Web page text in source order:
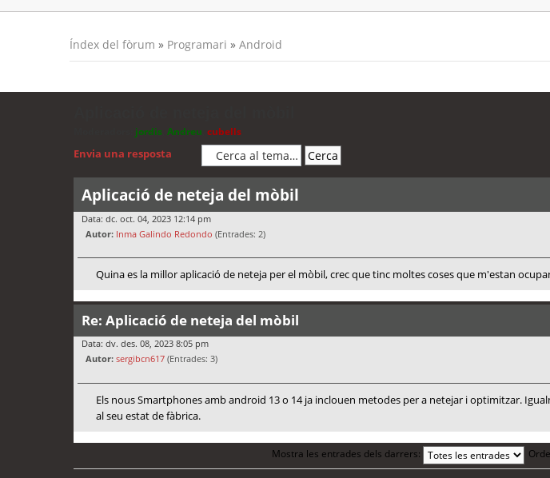
Índex del fòrum » Programari » Android
jordis Andreu cubells
Envia una resposta
Aplicació de neteja del mòbil
Data: dc. oct. 04, 2023 12:14 pm
Autor: Inma Galindo Redondo (Entrades: 2)
Quina es la millor aplicació de neteja per el mòbil, crec que tinc moltes coses que m'estan
Re: Aplicació de neteja del mòbil
Data: dv. des. 08, 2023 8:05 pm
Autor: sergibcn617 (Entrades: 3)
Els nous Smartphones amb android 13 o 14 ja inclouen metodes per a netejar i optimitzar.
al seu estat de fàbrica.
Mostra les entrades dels darrers: